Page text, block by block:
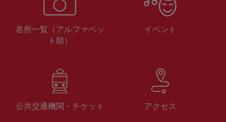
名所一覧（アルファベッ
ト順）
イベント
公共交通機関・チケット アクセス